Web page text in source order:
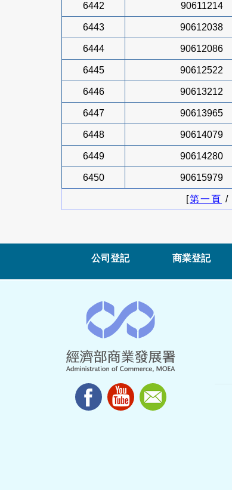
6442 90611214
6443 90612038
6444 90612086
6445 90612522
6446 90613212
6447 90613965
6448 90614079
6449 90614280
6450 90615979
[第一頁 /
公司登記 商業登記